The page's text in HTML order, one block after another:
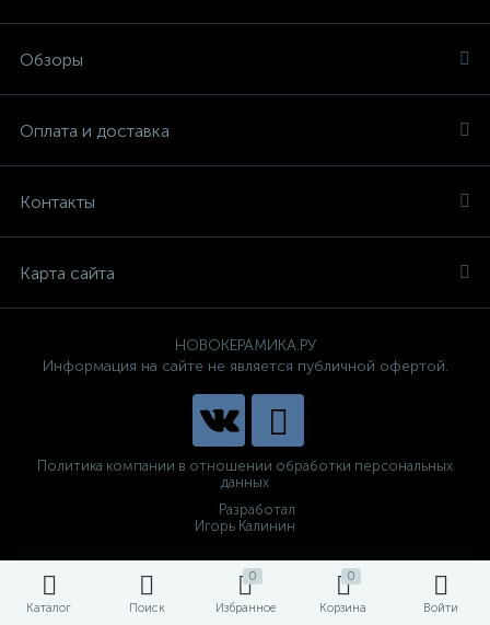
Каталог Поиск
0
Избранное
0
Корзина Войти
Обзоры
Оплата и доставка
Контакты
Карта сайта
НОВОКЕРАМИКА.РУ
Информация на сайте не является публичной офертой.
Политика компании в отношении обработки персональных
данных
Разработал
Игорь Калинин